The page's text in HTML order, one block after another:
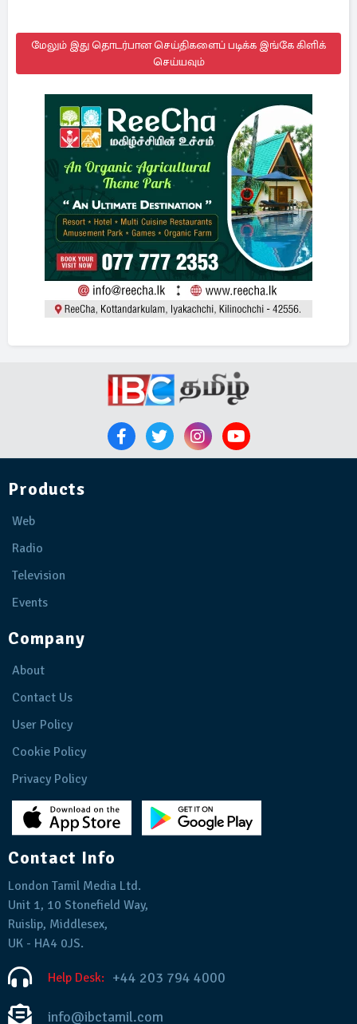
மேலும் இது தொடர்பான செய்திகளைப் படிக்க இங்கே கிளிக்
செய்யவும்
Products
Web
Radio
Television
Events
Company
About
Contact Us
User Policy
Cookie Policy
Privacy Policy
Contact Info
London Tamil Media Ltd.
Unit 1, 10 Stonefield Way,
Ruislip, Middlesex,
UK - HA4 0JS.
Help Desk: +44 203 794 4000
info@ibctamil.com